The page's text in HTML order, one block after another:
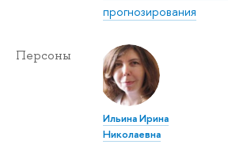
прогнозирования
Персоны
Ильина Ирина
Николаевна